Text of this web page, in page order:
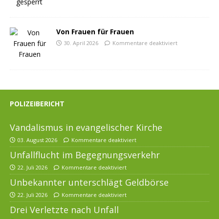
Von Frauen für Frauen
30. April 2026 Kommentare deaktiviert
POLIZEIBERICHT
Vandalismus in evangelischer Kirche
03. August 2026 Kommentare deaktiviert
Unfallflucht im Begegnungsverkehr
22. Juli 2026 Kommentare deaktiviert
Unbekannter unterschlägt Geldbörse
22. Juli 2026 Kommentare deaktiviert
Drei Verletzte nach Unfall